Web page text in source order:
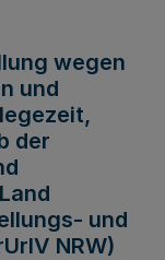
wegen
und
der
und
NRW)